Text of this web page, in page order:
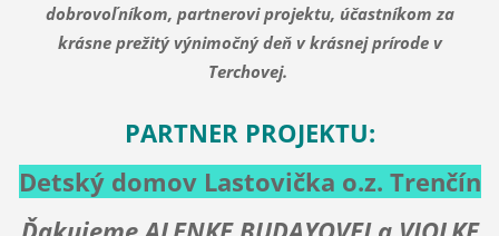
dobrovoľníkom, partnerovi projektu, účastníkom za
krásne prežitý výnimočný deň v krásnej prírode v
Terchovej.
PARTNER PROJEKTU:
Detský domov Lastovička o.z. Trenčín